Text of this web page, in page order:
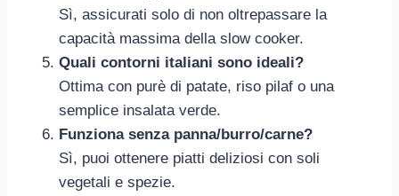
Sì, assicurati solo di non oltrepassare la
capacità massima della slow cooker.
Quali contorni italiani sono ideali?
Ottima con purè di patate, riso pilaf o una
semplice insalata verde.
Funziona senza panna/burro/carne?
Sì, puoi ottenere piatti deliziosi con soli
vegetali e spezie.